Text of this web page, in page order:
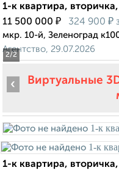
2/2
1-к квартира,
11 500 000 ₽ 324 900 ₽
мкр. 10-й, Зеленоград
Агентство, 29.07.2026
Виртуальные
‹
1-к квартира,